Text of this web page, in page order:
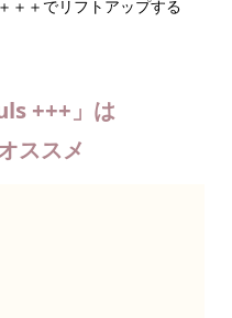
＋＋でリフトアップする
+++」は
ススメ